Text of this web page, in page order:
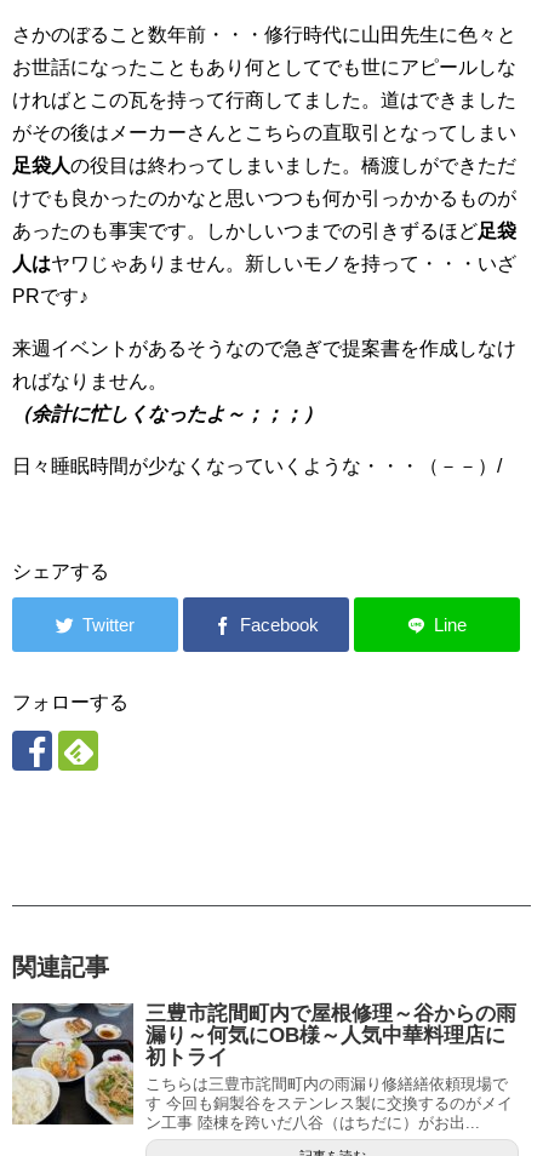
さかのぼること数年前・・・修行時代に山田先生に色々と
お世話になったこともあり何としてでも世にアピールしな
ければとこの瓦を持って行商してました。道はできました
がその後はメーカーさんとこちらの直取引となってしまい
足袋人の役目は終わってしまいました。橋渡しができただ
けでも良かったのかなと思いつつも何か引っかかるものが
あったのも事実です。しかしいつまでの引きずるほど足袋
人はヤワじゃありません。新しいモノを持って・・・いざ
PRです♪
来週イベントがあるそうなので急ぎで提案書を作成しなけ
ればなりません。
（余計に忙しくなったよ～；；；）
日々睡眠時間が少なくなっていくような・・・（－－）/
シェアする
フォローする
関連記事
三豊市詫間町内で屋根修理～谷からの雨
漏り～何気にOB様～人気中華料理店に
初トライ
こちらは三豊市詫間町内の雨漏り修繕繕依頼現場で
す 今回も銅製谷をステンレス製に交換するのがメイ
ン工事 陸棟を跨いだ八谷（はちだに）がお出...